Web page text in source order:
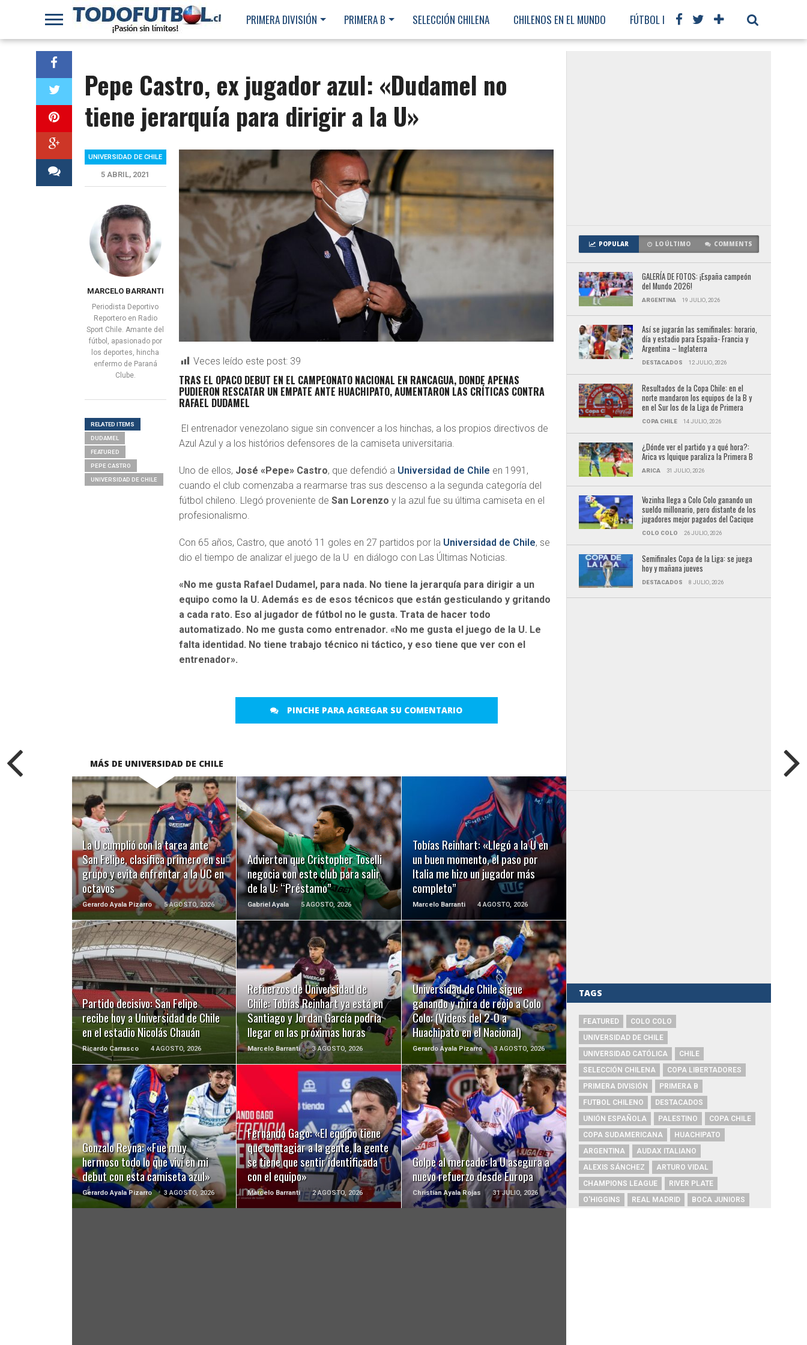
PRIMERA DIVISIÓN PRIMERA B SELECCIÓN CHILENA CHILENOS EN EL MUNDO FÚTBOL INTERNACIONAL
Pepe Castro, ex jugador azul: «Dudamel no
tiene jerarquía para dirigir a la U»
Veces leído este post: 39
TRAS EL OPACO DEBUT EN EL CAMPEONATO NACIONAL EN RANCAGUA, DONDE APENAS
PUDIERON RESCATAR UN EMPATE ANTE HUACHIPATO, AUMENTARON LAS CRÍTICAS CONTRA
RAFAEL DUDAMEL
El entrenador venezolano sigue sin convencer a los hinchas, a los propios directivos de
Azul Azul y a los histórios defensores de la camiseta universitaria.
Uno de ellos, José «Pepe» Castro, que defendió a Universidad de Chile en 1991,
cuando el club comenzaba a rearmarse tras sus descenso a la segunda categoría del
fútbol chileno. Llegó proveniente de San Lorenzoy la azul fue su última camiseta en el
profesionalismo.
Con 65 años, Castro, que anotó 11 goles en 27 partidos por la Universidad de Chile, se
dio el tiempo de analizar el juego de la U en diálogo con Las Últimas Noticias.
«No me gusta Rafael Dudamel, para nada. No tiene la jerarquía para dirigir a un
equipo como la U. Además es de esos técnicos que están gesticulando y gritando
a cada rato. Eso al jugador de fútbol no le gusta. Trata de hacer todo
automatizado. No me gusta como entrenador. «No me gusta el juego de la U. Le
falta identidad. No tiene trabajo técnico ni táctico, y eso tiene que ver con el
entrenador».
PINCHE PARA AGREGAR SU COMENTARIO
UNIVERSIDAD DE CHILE
5 ABRIL, 2021
MARCELO BARRANTI
Periodista Deportivo
Reportero en Radio
Sport Chile. Amante del
fútbol, apasionado por
los deportes, hincha
enfermo de Paraná
Clube.
RELATED ITEMS
DUDAMEL
FEATURED
PEPE CASTRO
UNIVERSIDAD DE CHILE
MÁS DE UNIVERSIDAD DE CHILE
La U cumplió con la tarea ante
San Felipe, clasifica primero en su
grupo y evita enfrentar a la UC en
octavos
Gerardo Ayala Pizarro 5 AGOSTO, 2026
LEER MÁS
Advierten que Cristopher Toselli
negocia con este club para salir
de la U: “Préstamo”
Gabriel Ayala 5 AGOSTO, 2026
LEER MÁS
Tobías Reinhart: «Llegó a la U en
un buen momento, el paso por
Italia me hizo un jugador más
completo”
Marcelo Barranti 4 AGOSTO, 2026
LEER MÁS
Partido decisivo: San Felipe
recibe hoy a Universidad de Chile
en el estadio Nicolás Chauán
Ricardo Carrasco 4 AGOSTO, 2026
LEER MÁS
Refuerzos de Universidad de
Chile: Tobías Reinhart ya está en
Santiago y Jordan García podría
llegar en las próximas horas
Marcelo Barranti 3 AGOSTO, 2026
LEER MÁS
Universidad de Chile sigue
ganando y mira de reojo a Colo
Colo: (Videos del 2-0 a
Huachipato en el Nacional)
Gerardo Ayala Pizarro 3 AGOSTO, 2026
LEER MÁS
Gonzalo Reyna: «Fue muy
hermoso todo lo que viví en mi
debut con esta camiseta azul»
Gerardo Ayala Pizarro 3 AGOSTO, 2026
LEER MÁS
Fernando Gago: «El equipo tiene
que contagiar a la gente, la gente
se tiene que sentir identificada
con el equipo»
Marcelo Barranti 2 AGOSTO, 2026
LEER MÁS
Golpe al mercado: la U asegura a
nuevo refuerzo desde Europa
Christian Ayala Rojas 31 JULIO, 2026
LEER MÁS
POPULAR LO ÚLTIMO COMMENTS
GALERÍA DE FOTOS: ¡España campeón
del Mundo 2026!
ARGENTINA 19 JULIO, 2026
Así se jugarán las semifinales: horario,
día y estadio para España- Francia y
Argentina – Inglaterra
DESTACADOS 12 JULIO, 2026
Resultados de la Copa Chile: en el
norte mandaron los equipos de la B y
en el Sur los de la Liga de Primera
COPA CHILE 14 JULIO, 2026
¿Dónde ver el partido y a qué hora?:
Arica vs Iquique paraliza la Primera B
ARICA 31 JULIO, 2026
Vozinha llega a Colo Colo ganando un
sueldo millonario, pero distante de los
jugadores mejor pagados del Cacique
COLO COLO 26 JULIO, 2026
Semifinales Copa de la Liga: se juega
hoy y mañana jueves
DESTACADOS 8 JULIO, 2026
TAGS
FEATURED
COLO COLO
UNIVERSIDAD DE CHILE
UNIVERSIDAD CATÓLICA
CHILE
SELECCIÓN CHILENA
COPA LIBERTADORES
PRIMERA DIVISIÓN
PRIMERA B
FUTBOL CHILENO
DESTACADOS
UNIÓN ESPAÑOLA
PALESTINO
COPA CHILE
COPA SUDAMERICANA
HUACHIPATO
ARGENTINA
AUDAX ITALIANO
ALEXIS SÁNCHEZ
ARTURO VIDAL
CHAMPIONS LEAGUE
RIVER PLATE
O'HIGGINS
REAL MADRID
BOCA JUNIORS